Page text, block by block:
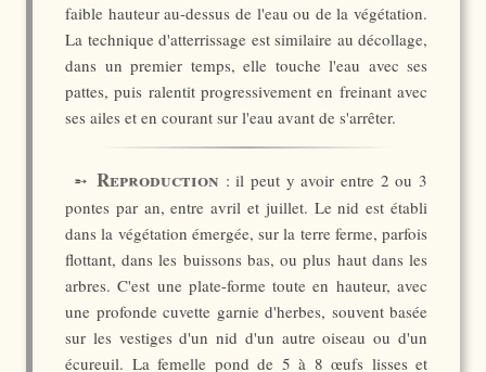
faible hauteur au-dessus de l'eau ou de la végétation.
La technique d'atterrissage est similaire au décollage,
dans un premier temps, elle touche l'eau avec ses
pattes, puis ralentit progressivement en freinant avec
ses ailes et en courant sur l'eau avant de s'arrêter.
➵ Reproduction : il peut y avoir entre 2 ou 3
pontes par an, entre avril et juillet. Le nid est établi
dans la végétation émergée, sur la terre ferme, parfois
flottant, dans les buissons bas, ou plus haut dans les
arbres. C'est une plate-forme toute en hauteur, avec
une profonde cuvette garnie d'herbes, souvent basée
sur les vestiges d'un nid d'un autre oiseau ou d'un
écureuil. La femelle pond de 5 à 8 œufs lisses et